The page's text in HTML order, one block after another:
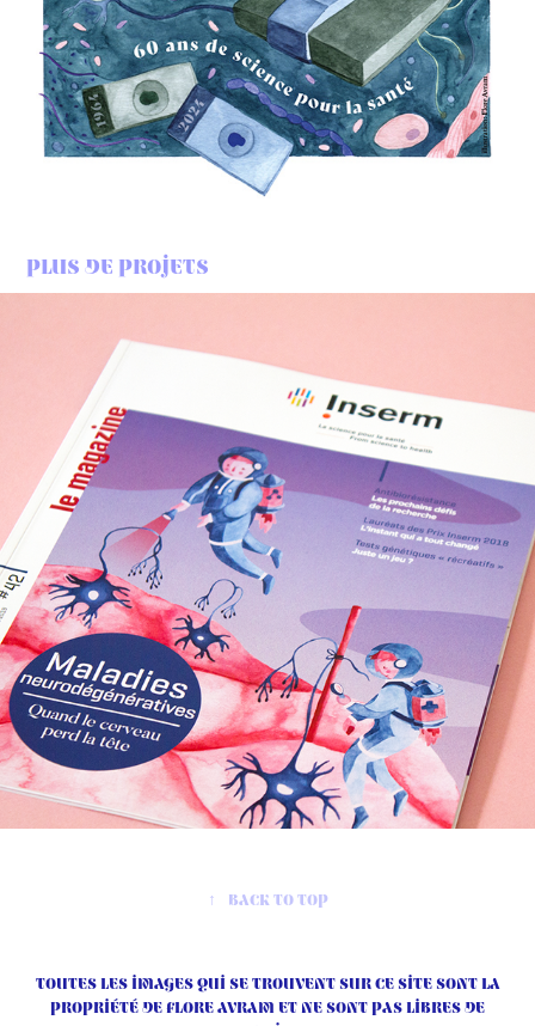
Plus de projets
Inserm Magazine
↑ Back to Top
Toutes les images qui se trouvent sur ce site sont la
propriété de Flore Avram et ne sont pas libres de